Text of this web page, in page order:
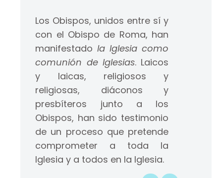
Los Obispos, unidos entre sí y
con el Obispo de Roma, han
manifestadola Iglesia como
comunión de Iglesias. Laicos
y laicas, religiosos y
religiosas, diáconos y
presbíteros junto a los
Obispos, han sido testimonio
de un proceso que pretende
comprometer a toda la
Iglesia y a todos en la Iglesia.